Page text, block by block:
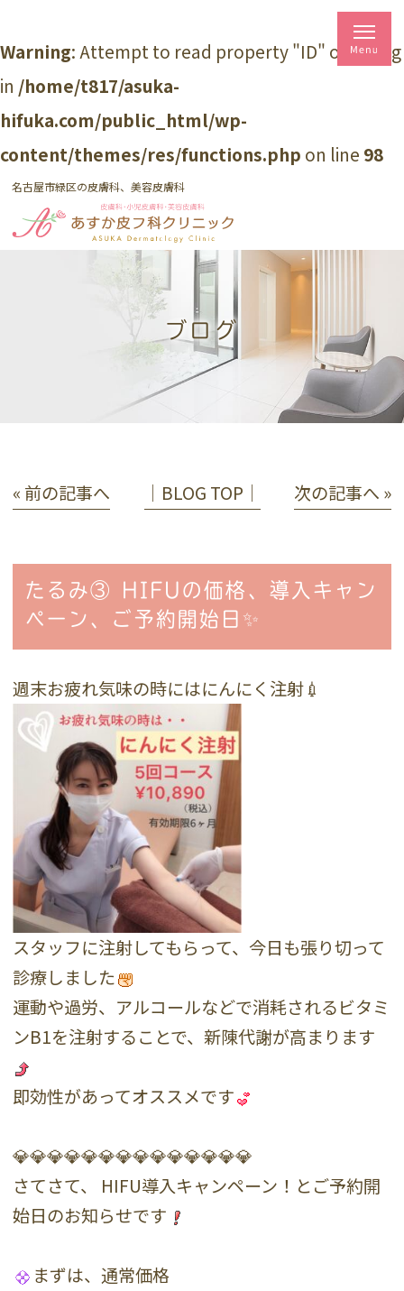
Warning: Attempt to read property "ID" on string
in /home/t817/asuka-
hifuka.com/public_html/wp-
content/themes/res/functions.php on line 98
名古屋市緑区の皮膚科、美容皮膚科
ブログ
« 前の記事へ │BLOG TOP│ 次の記事へ »
たるみ③ HIFUの価格、導入キャン
ペーン、ご予約開始日✨
週末お疲れ気味の時にはにんにく注射💉
スタッフに注射してもらって、今日も張り切って
診療しました
運動や過労、アルコールなどで消耗されるビタミ
ンB1を注射することで、新陳代謝が高まります
即効性があってオススメです
💎💎💎💎💎💎💎💎💎💎💎💎💎💎
さてさて、 HIFU導入キャンペーン！とご予約開
始日のお知らせです
まずは、通常価格